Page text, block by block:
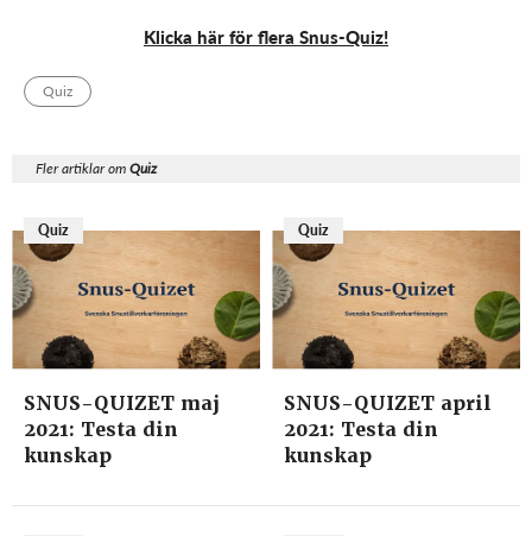
Klicka här för flera Snus-Quiz!
Quiz
Fler artiklar omQuiz
Quiz
SNUS-QUIZET maj
2021: Testa din
kunskap
Quiz
SNUS-QUIZET april
2021: Testa din
kunskap